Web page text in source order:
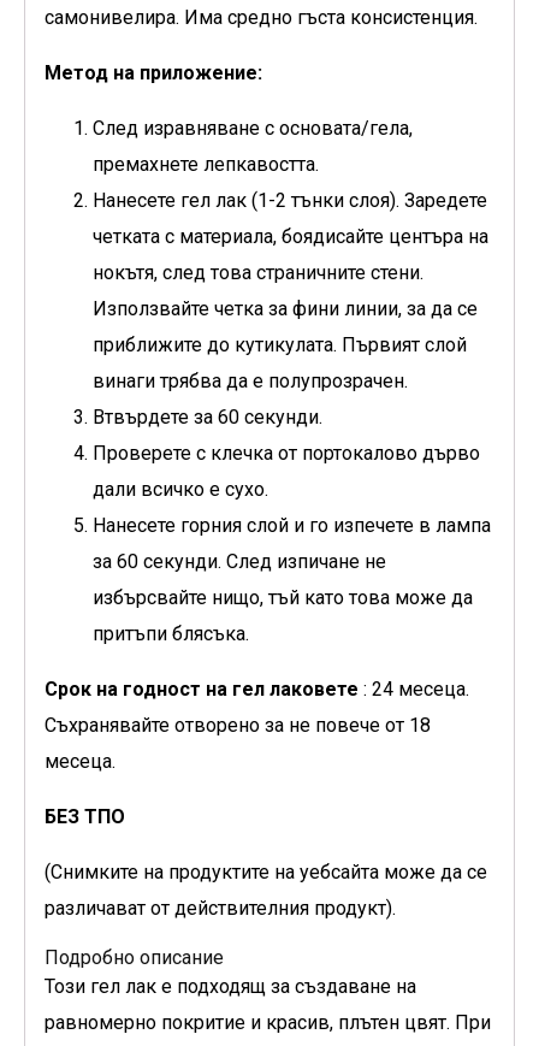
самонивелира. Има средно гъста консистенция.
Метод на приложение:
След изравняване с основата/гела,
премахнете лепкавостта.
Нанесете гел лак (1-2 тънки слоя). Заредете
четката с материала, боядисайте центъра на
нокътя, след това страничните стени.
Използвайте четка за фини линии, за да се
приближите до кутикулата. Първият слой
винаги трябва да е полупрозрачен.
Втвърдете за 60 секунди.
Проверете с клечка от портокалово дърво
дали всичко е сухо.
Нанесете горния слой и го изпечете в лампа
за 60 секунди. След изпичане не
избърсвайте нищо, тъй като това може да
притъпи блясъка.
Срок на годност на гел лаковете : 24 месеца.
Съхранявайте отворено за не повече от 18
месеца.
БЕЗ ТПО
(Снимките на продуктите на уебсайта може да се
различават от действителния продукт).
Подробно описание
Този гел лак е подходящ за създаване на
равномерно покритие и красив, плътен цвят. При